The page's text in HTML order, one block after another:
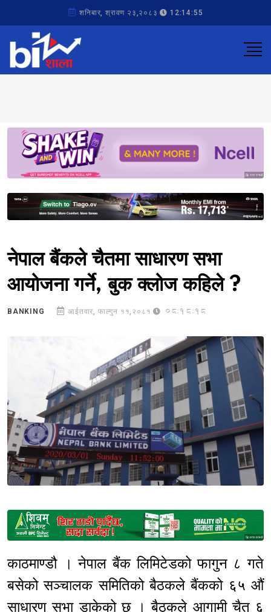
शनिबार, श्रावण २३,२०८३ 12:14:55
Sponsored
Sponsored
नेपाल बैंकले चैतमा साधारण सभा
आयोजना गर्ने, बुक क्लोज कहिले ?
BANKING आईतवार, फाल्गुन ११,२०८१ 08:18:18
Sponsored
काठमाण्डौ । नेपाल बैंक लिमिटेडको फागुन ८ गते
बसेको सञ्चालक समितिको बैठकले बैंकको ६५ औं
साधारण सभा डाकेको छ । बैठकले आगामी चैत ६